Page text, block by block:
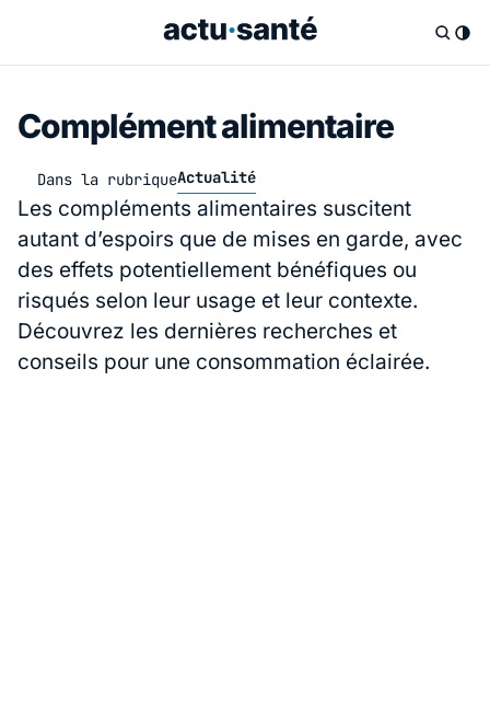
Complément alimentaire
Dans la rubriqueActualité
Les compléments alimentaires suscitent
autant d’espoirs que de mises en garde, avec
des effets potentiellement bénéfiques ou
risqués selon leur usage et leur contexte.
Découvrez les dernières recherches et
conseils pour une consommation éclairée.